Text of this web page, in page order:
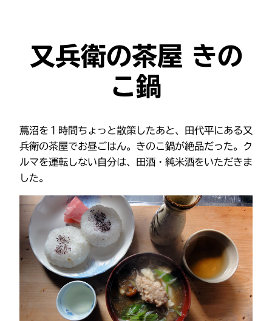
又兵衛の茶屋 きの
こ鍋
蔦沼を１時間ちょっと散策したあと、田代平にある又
兵衛の茶屋でお昼ごはん。きのこ鍋が絶品だった。ク
ルマを運転しない自分は、田酒・純米酒をいただきま
した。